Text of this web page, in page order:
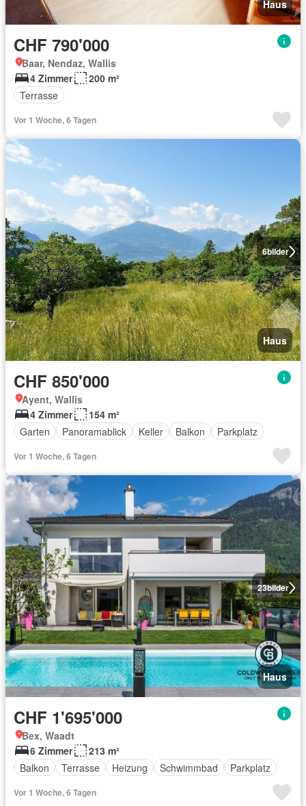
Haus
CHF 790'000
Baar, Nendaz, Wallis
4 Zimmer
200 m²
Terrasse
Vor 1 Woche, 6 Tagen
6bilder
Haus
CHF 850'000
Ayent, Wallis
4 Zimmer
154 m²
Garten
Panoramablick Keller Balkon Parkplatz
Vor 1 Woche, 6 Tagen
23bilder
Haus
CHF 1'695'000
Bex, Waadt
6 Zimmer
213 m²
Balkon
Terrasse Heizung Schwimmbad Parkplatz
Vor 1 Woche, 6 Tagen